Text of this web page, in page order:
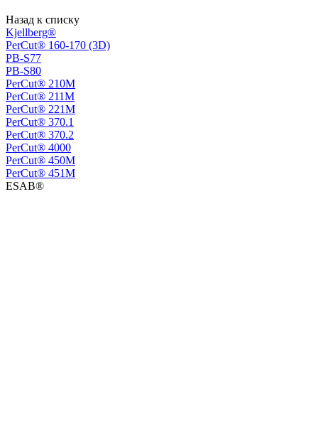
Назад к списку
Kjellberg®
PerCut® 160-170 (3D)
PB-S77
PB-S80
PerСut® 210M
PerСut® 211M
PerСut® 221M
PerСut® 370.1
PerСut® 370.2
PerСut® 4000
PerСut® 450M
PerСut® 451M
ESAB®